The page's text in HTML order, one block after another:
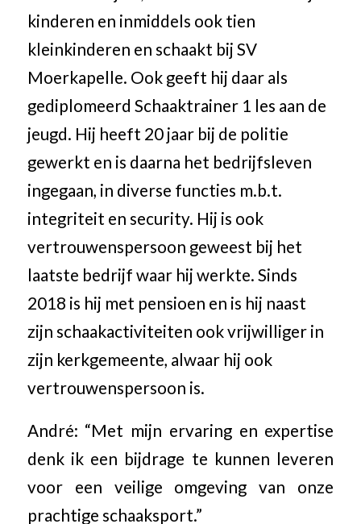
kinderen en inmiddels ook tien
kleinkinderen en schaakt bij SV
Moerkapelle. Ook geeft hij daar als
gediplomeerd Schaaktrainer 1 les aan de
jeugd. Hij heeft 20 jaar bij de politie
gewerkt en is daarna het bedrijfsleven
ingegaan, in diverse functies m.b.t.
integriteit en security. Hij is ook
vertrouwenspersoon geweest bij het
laatste bedrijf waar hij werkte. Sinds
2018 is hij met pensioen en is hij naast
zijn schaakactiviteiten ook vrijwilliger in
zijn kerkgemeente, alwaar hij ook
vertrouwenspersoon is.
André: “Met mijn ervaring en expertise
denk ik een bijdrage te kunnen leveren
voor een veilige omgeving van onze
prachtige schaaksport.”